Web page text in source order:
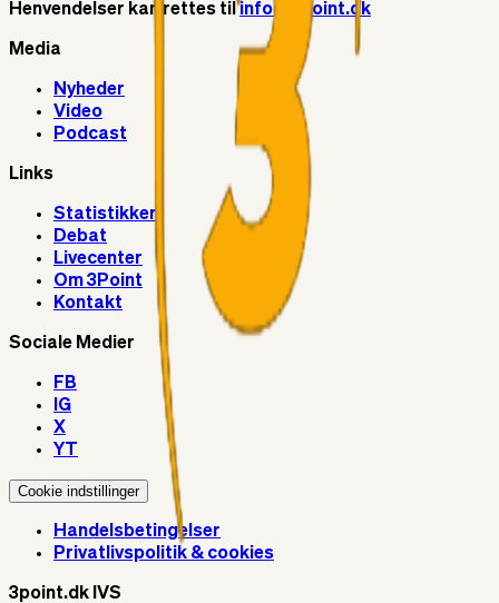
Henvendelser kan rettes tilinfo@3point.dk
Media
Nyheder
Video
Podcast
Links
Statistikker
Debat
Livecenter
Om 3Point
Kontakt
Sociale Medier
FB
IG
X
YT
Cookie indstillinger
Handelsbetingelser
Privatlivspolitik & cookies
3point.dk IVS